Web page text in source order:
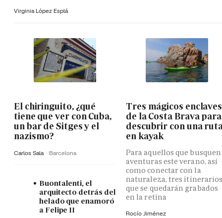
Virginia López Esplá
El chiringuito, ¿qué
tiene que ver con Cuba,
un bar de Sitges y el
nazismo?
Carlos Sala Barcelona
Buontalenti, el
arquitecto detrás del
helado que enamoró
a Felipe II
Tres mágicos enclaves
de la Costa Brava para
descubrir con una
en kayak
Para aquellos que busquen
aventuras este verano, así
como conectar con la
naturaleza, tres
que se quedarán grabados
en la retina
Rocío Jiménez